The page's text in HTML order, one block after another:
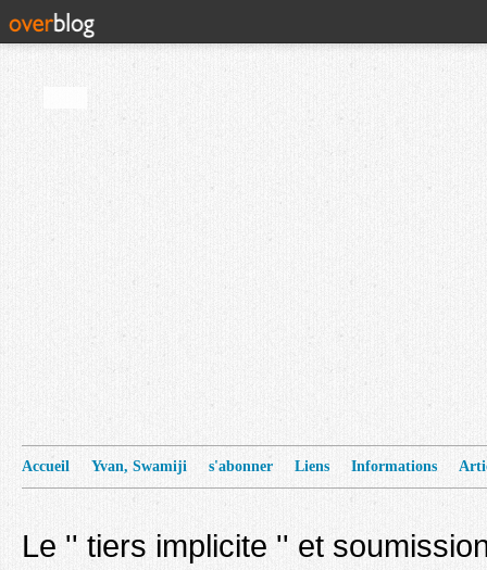
Accueil Yvan, Swamiji s'abonner Liens Informations
Le '' tiers implicite '' et